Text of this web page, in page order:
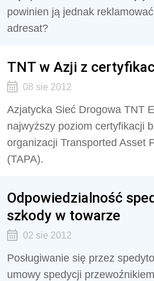
powinien ją jednak
adresat?
TNT w Azji z
08 sie 2012
Azjatycka Sieć Drogowa TNT
najwyższy poziom certyfikacji
organizacji Transported Asset
(TAPA).
Odpowiedzialność
szkody w towarze
02 sie 2012
Posługiwanie się przez
umowy spedycji